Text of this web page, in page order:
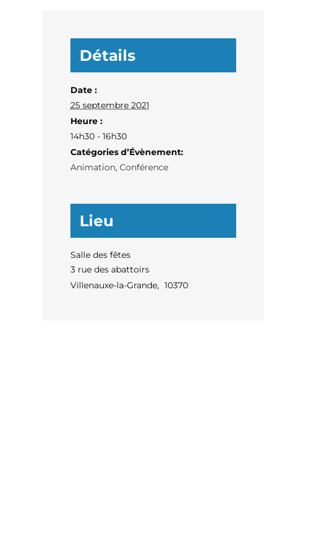
Détails
Date :
25 septembre 2021
Heure :
14h30 - 16h30
Catégories d’Évènement:
Animation, Conférence
Lieu
Salle des fêtes
3 rue des abattoirs
Villenauxe-la-Grande, 10370